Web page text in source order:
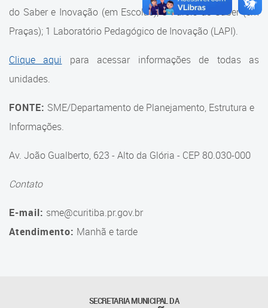
Gerência de Contratos
Gerência de Limpeza e
Suporte aos Contratos
Gerência de Segurança
Gerência de Transporte
Gerência de Transporte para
a Educação Especial - SITES
Tecnologia
do Saber e Inovação (em Escolas); 9 Faróis do Saber (em
Praças); 1 Laboratório Pedagógico de Inovação (LAPI).
Clique aqui para acessar informações de todas as
unidades.
FONTE: SME/Departamento de Planejamento, Estrutura e
Informações.
Av. João Gualberto, 623 - Alto da Glória - CEP 80.030-000
Contato
E-mail: sme@curitiba.pr.gov.br
Atendimento: Manhã e tarde
SECRETARIA MUNICIPAL DA